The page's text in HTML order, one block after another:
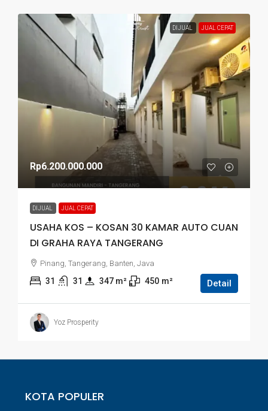
DIJUAL JUAL CEPAT
Rp6.200.000.000
DIJUAL JUAL CEPAT
USAHA KOS – KOSAN 30 KAMAR AUTO CUAN
DI GRAHA RAYA TANGERANG
Pinang, Tangerang, Banten, Java
31 31 347 m² 450 m² Detail
Yoz Prosperity
KOTA POPULER